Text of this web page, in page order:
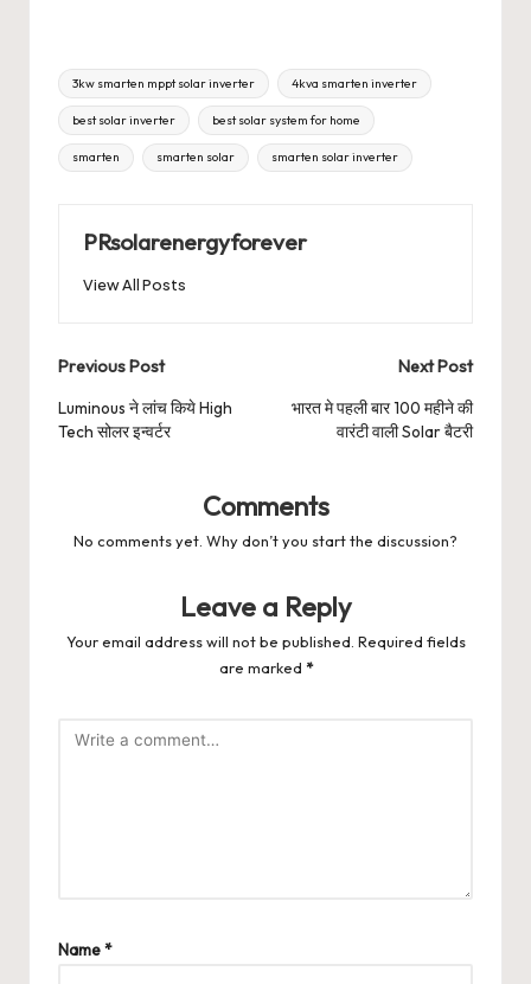
Tags:
3kw smarten mppt solar inverter 4kva smarten inverter
best solar inverter best solar system for home
smarten smarten solar smarten solar inverter
PRsolarenergyforever
View All Posts
Post
navigation
Previous Post
Luminous ने लांच किये High
Tech सोलर इन्वर्टर
Next Post
भारत मे पहली बार 100 महीने की
वारंटी वाली Solar बैटरी
Comments
No comments yet. Why don’t you start the discussion?
Leave a Reply
Your email address will not be published. Required fields
are marked *
Name*